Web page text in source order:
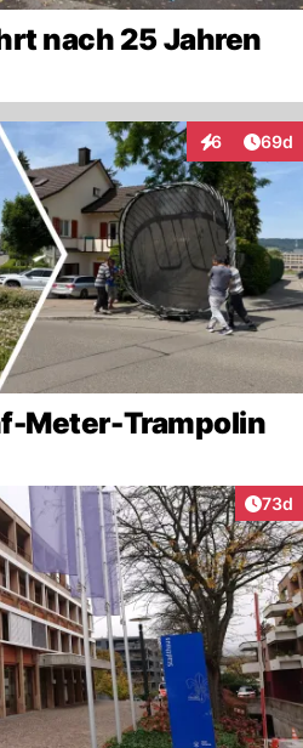
nach 25 Jahren
6
Interaktionen
69d
Meter-Trampolin
73d